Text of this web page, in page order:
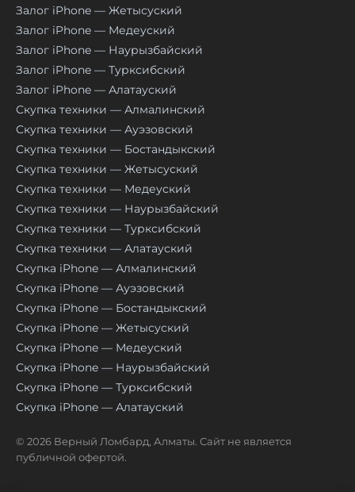
Залог iPhone — Жетысуский
Залог iPhone — Медеуский
Залог iPhone — Наурызбайский
Залог iPhone — Турксибский
Залог iPhone — Алатауский
Скупка техники — Алмалинский
Скупка техники — Ауэзовский
Скупка техники — Бостандыкский
Скупка техники — Жетысуский
Скупка техники — Медеуский
Скупка техники — Наурызбайский
Скупка техники — Турксибский
Скупка техники — Алатауский
Скупка iPhone — Алмалинский
Скупка iPhone — Ауэзовский
Скупка iPhone — Бостандыкский
Скупка iPhone — Жетысуский
Скупка iPhone — Медеуский
Скупка iPhone — Наурызбайский
Скупка iPhone — Турксибский
Скупка iPhone — Алатауский
© 2026 Верный Ломбард, Алматы. Сайт не является
публичной офертой.